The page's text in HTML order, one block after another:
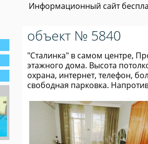
Информационный сайт
объект № 5840
"Сталинка" в самом центре,
этажного дома. Высота
охрана, интернет, телефон,
свободная парковка.